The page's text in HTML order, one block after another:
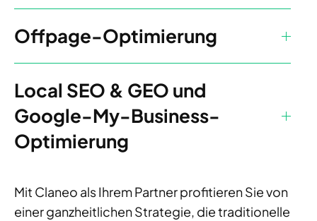
Offpage-Optimierung
Local SEO & GEO und
Google-My-Business-
Optimierung
Mit Claneo als Ihrem Partner profitieren Sie von
einer ganzheitlichen Strategie, die traditionelle